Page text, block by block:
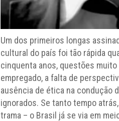
Um dos primeiros longas
cultural do país foi tão rápida
cinquenta anos, questões
empregado, a falta de
ausência de ética na condução
ignorados. Se tanto tempo
trama – o Brasil já se via em